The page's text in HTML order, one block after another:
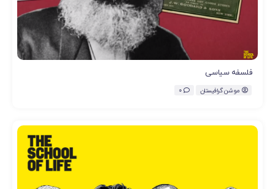
فلسفه سیاسی
موشن گرافیستان 0